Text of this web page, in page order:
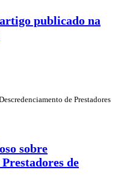
publicado na
sobre
de